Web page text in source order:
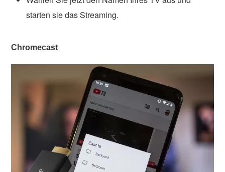
starten sie das Streaming.
Chromecast